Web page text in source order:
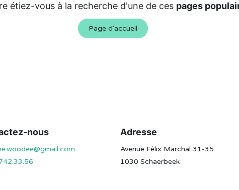
étiez-vous à la recherche d'une de ces pages
Page d'accueil
nous Adresse
Avenue Félix Marchal 31-35
1030 Schaerbeek